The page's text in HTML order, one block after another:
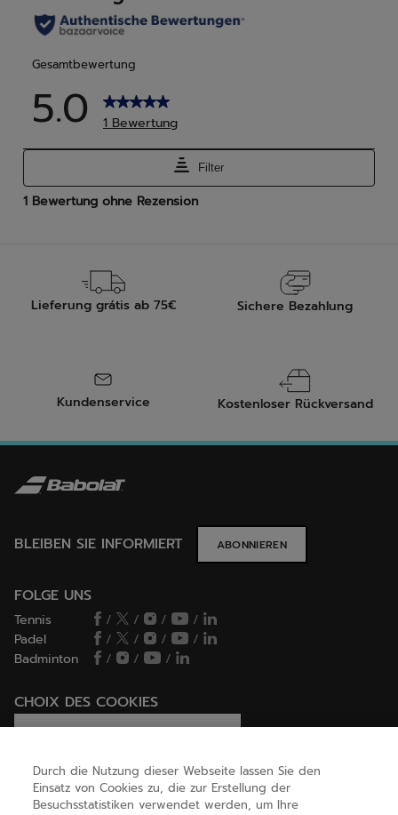
Lieferung grátis ab 75€ Sichere Bezahlung
Kundenservice Kostenloser Rückversand
BLEIBEN SIE INFORMIERT ABONNIEREN
FOLGE UNS
Tennis / / /
/
Padel
/ / /
/
Badminton
/ / /
CHOIX DES COOKIES
Ich lege Cookies fest / lehne sie ab
Durch die Nutzung dieser Webseite lassen Sie den
Einsatz von Cookies zu, die zur Erstellung der
Besuchsstatistiken verwendet werden, um Ihre